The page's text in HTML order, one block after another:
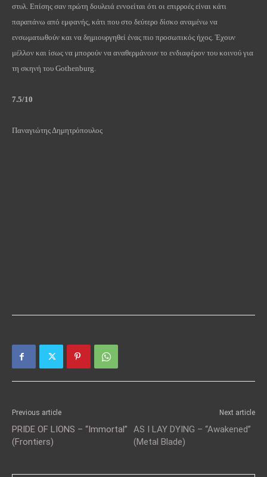
στυλ. Επίσης σαν πρώτη δουλειά εννοείται ότι οι επιρροές είναι κάτι
παραπάνω από εμφανής, κάτι που στο δεύτερο δίσκο αναμένω να
ενσωματωθούν και να δημιουργηθεί ένας πιο προσωπικός ήχος. Έχουν
μέλλον και ίσως να μπορούν να αναθερμάνουν το ενδιαφέρον του κοινού για
τη σκηνή του Gothenburg.
7.5/10
Παναγιώτης Δημητρόπουλος
Previous article
PRIDE OF LIONS – “Immortal”
(Frontiers)
Next article
AS I LAY DYING – “Awakened”
(Metal Blade)